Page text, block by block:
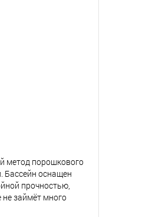
метод порошкового
Бассейн оснащен
прочностью,
займёт много